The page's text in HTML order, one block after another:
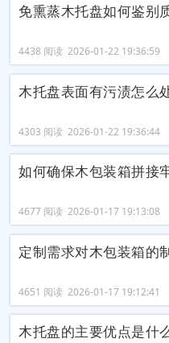
免熏蒸木托盘如何鉴别
4438 阅读 2026-01-22 19:36:59
木托盘表面有污渍怎么
4303 阅读 2026-01-22 19:36:44
如何确保木包装箱拼接
4677 阅读 2026-01-17 19:13:08
定制需求对木包装箱的
4651 阅读 2026-01-17 19:12:41
木托盘的主要优点是什